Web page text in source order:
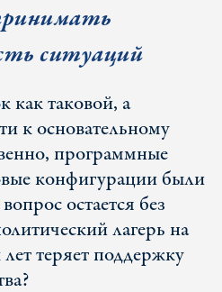
ситуаций
как таковой, а
к основательному
программные
конфигурации были
остается без
лагерь на
теряет поддержку